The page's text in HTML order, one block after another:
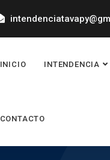
INICIO INTENDENCIA
CONTACTO